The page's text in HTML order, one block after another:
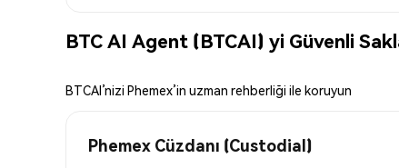
BTC AI Agent (BTCAI) yi Güvenli
BTCAI’nizi Phemex’in uzman rehberliği ile koruyun
Phemex Cüzdanı (Custodial)